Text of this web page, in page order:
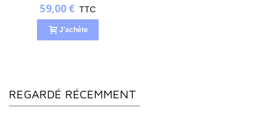
59,00 € TTC
J'achète
REGARDÉ RÉCEMMENT